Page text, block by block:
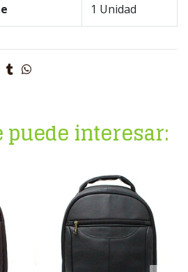
1 Unidad
puede interesar: